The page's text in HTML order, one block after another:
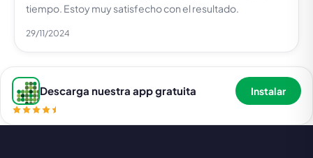
tiempo. Estoy muy satisfecho con el resultado.
29/11/2024
Descarga nuestra app gratuita Instalar